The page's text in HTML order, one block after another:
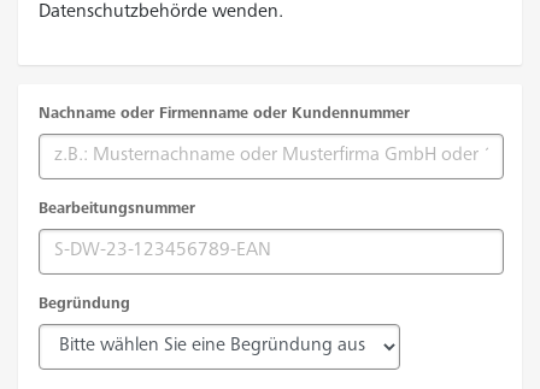
Datenschutzbehörde wenden.
Nachname oder Firmenname oder Kundennummer
Bearbeitungsnummer
Begründung